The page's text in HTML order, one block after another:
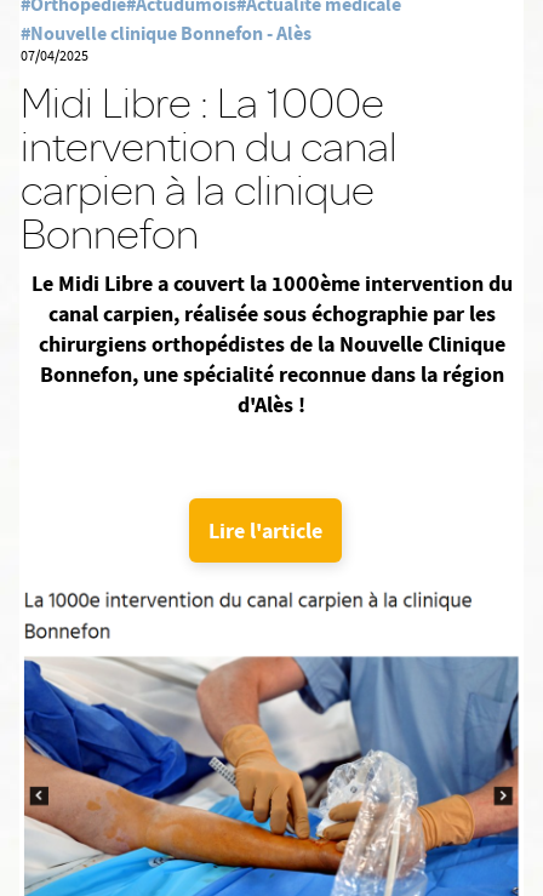
#Nouvelle clinique Bonnefon - Alès
07/04/2025
Midi Libre : La 1000e
intervention du canal
carpien à la clinique
Bonnefon
Le Midi Libre a couvert la 1000ème intervention du
canal carpien, réalisée sous échographie par les
chirurgiens orthopédistes de la Nouvelle Clinique
Bonnefon, une spécialité reconnue dans la région
d'Alès !
Lire l'article